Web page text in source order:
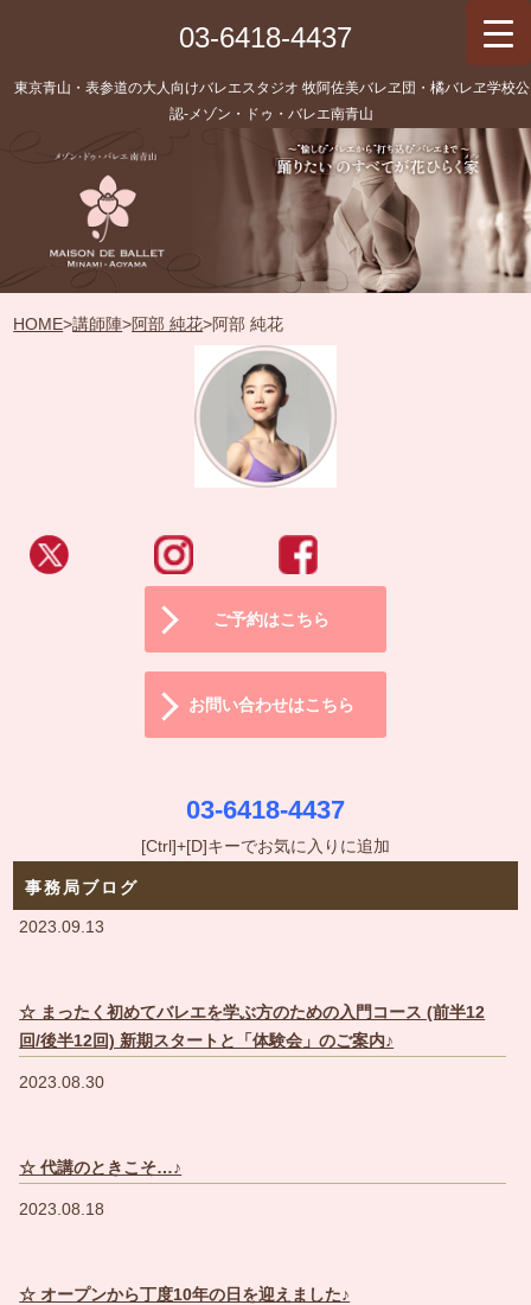
03-6418-4437
東京青山・表参道の大人向けバレエスタジオ 牧阿佐美バレヱ団・橘バレヱ学校公
認‐メゾン・ドゥ・バレエ南青山
HOME>講師陣>阿部 純花>阿部 純花
ご予約はこちら
お問い合わせはこちら
03-6418-4437
[Ctrl]+[D]キーでお気に入りに追加
事務局ブログ
2023.09.13
☆ まったく初めてバレエを学ぶ方のための入門コース (前半12
回/後半12回) 新期スタートと「体験会」のご案内♪
2023.08.30
☆ 代講のときこそ…♪
2023.08.18
☆ オープンから丁度10年の日を迎えました♪